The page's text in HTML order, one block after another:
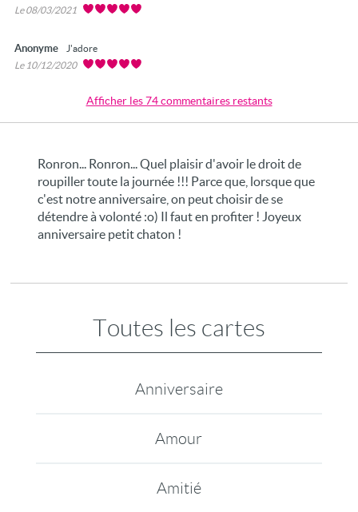
Le 08/03/2021
Anonyme
J'adore
Le 10/12/2020
Afficher les 74 commentaires restants
Ronron... Ronron... Quel plaisir d'avoir le droit de
roupiller toute la journée !!! Parce que, lorsque que
c'est notre anniversaire, on peut choisir de se
détendre à volonté :o) Il faut en profiter ! Joyeux
anniversaire petit chaton !
Toutes les cartes
Anniversaire
Amour
Amitié